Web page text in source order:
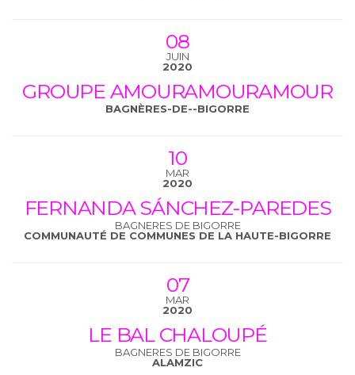
08
JUIN
2020
GROUPE AMOURAMOURAMOUR
BAGNÈRES-DE--BIGORRE
10
MAR
2020
FERNANDA SÁNCHEZ-PAREDES
BAGNERES DE BIGORRE
COMMUNAUTÉ DE COMMUNES DE LA HAUTE-BIGORRE
07
MAR
2020
LE BAL CHALOUPÉ
BAGNERES DE BIGORRE
ALAMZIC